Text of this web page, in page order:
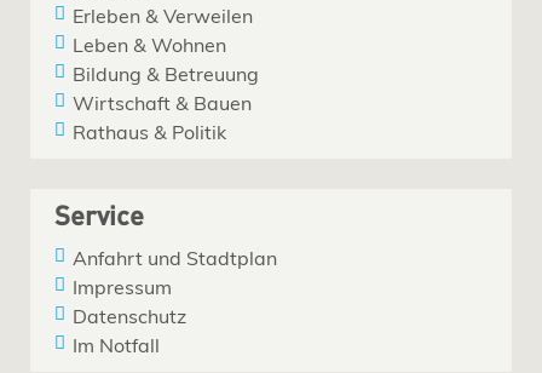
Erleben & Verweilen
Leben & Wohnen
Bildung & Betreuung
Wirtschaft & Bauen
Rathaus & Politik
Service
Anfahrt und Stadtplan
Impressum
Datenschutz
Im Notfall